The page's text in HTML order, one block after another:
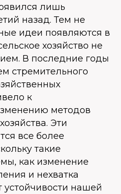
лишь
назад. Тем не
идеи появляются в
хозяйство не
В последние годы
стремительного
к
методов
Эти
все более
такие
как изменение
и нехватка
устойчивости нашей